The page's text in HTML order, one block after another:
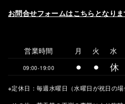
お問合せフォームはこちらとなりま
営業時間 月 火 水
09:00-19:00 ⚫︎ ⚫︎ 休
※定休日：毎週水曜日（水曜日が祝日の場